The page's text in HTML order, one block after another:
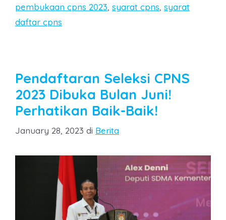
pembukaan cpns 2023, syarat cpns, syarat
daftar cpns
Pendaftaran Seleksi CPNS
2023 Dibuka Bulan Juni!
Perhatikan Baik-Baik!
January 28, 2023 di Categories
Berita